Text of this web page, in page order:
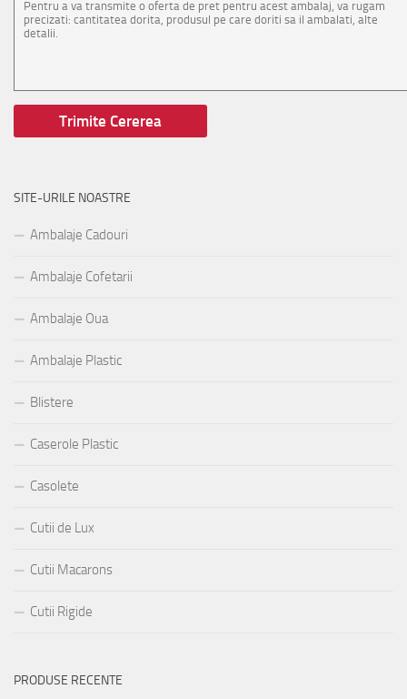
SITE-URILE NOASTRE
Ambalaje Cadouri
Ambalaje Cofetarii
Ambalaje Oua
Ambalaje Plastic
Blistere
Caserole Plastic
Casolete
Cutii de Lux
Cutii Macarons
Cutii Rigide
PRODUSE RECENTE